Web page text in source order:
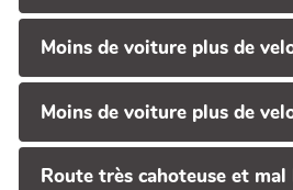
Moins de voiture plus de
Moins de voiture plus de
Route très cahoteuse et mal